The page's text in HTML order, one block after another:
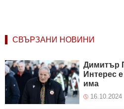
СВЪРЗАНИ НОВИНИ
Димитър
Интерес
има
16.10.2024